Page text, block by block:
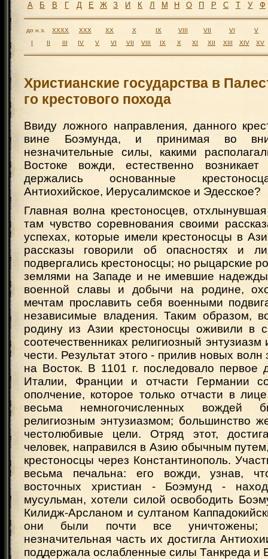
А Б В Г Д Е Ж З И К Л М Н О П Р С Т У Ф
до н.э. XXXX XXX XX X IX VIII VII VI
V
I
II III IV V VI VII VIII IX X XI XII XIII XIV XV
Христианские государства в
го крестового похода
Ввиду ложного направления, данного
вине Боэмунда, и принимая во
незначительные силы, какими
Востоке вожди, естественно
держались основанные
Антиохийское, Иерусалимское и Эдесское?
Главная волна крестоносцев,
там чувство соревнования своими
успехах, которые имели крестоносцы в
рассказы говорили об опасностях и
подвергались крестоносцы; но рыцарские
землями на Западе и не имевшие
военной славы и добычи на родине,
мечтам прославить себя военными
независимые владения. Таким образом,
родину из Азии крестоносцы оживили в
соотечественниках религиозный энтузиазм
чести. Результат этого - прилив новых
на Восток. В 1101 г. последовало первое
Италии, Франции и отчасти Германии
ополчение, которое только отчасти в
весьма немногочисленных вождей
религиозным энтузиазмом; большинство
честолюбивые цели. Отряд этот,
человек, направился в Азию обычным
крестоносцы через Константинополь.
весьма печальна: его вожди, узнав,
восточных христиан - Боэмунд -
мусульман, хотели силой освободить
Килидж-Арсланом и султаном
они были почти все уничтожены;
незначительная часть их достигла
поддержала ослабленные силы Танкреда и